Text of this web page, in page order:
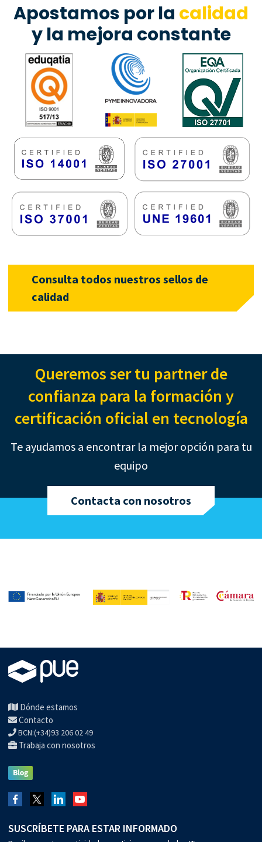
Apostamos por la calidad
y la mejora constante
Consulta todos nuestros sellos de
calidad
Queremos ser tu partner de
confianza para la formación y
certificación oficial en tecnología
Te ayudamos a encontrar la mejor opción para tu
equipo
Contacta con nosotros
Dónde estamos
Contacto
BCN:(+34)93 206 02 49
Trabaja con nosotros
SUSCRÍBETE PARA ESTAR INFORMADO